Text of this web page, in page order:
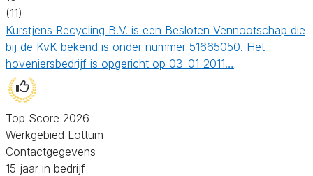
(11)
Kurstjens Recycling B.V. is een Besloten Vennootschap die
bij de KvK bekend is onder nummer 51665050. Het
hoveniersbedrijf is opgericht op 03-01-2011…
Top Score 2026
Werkgebied Lottum
Contactgegevens
15 jaar in bedrijf